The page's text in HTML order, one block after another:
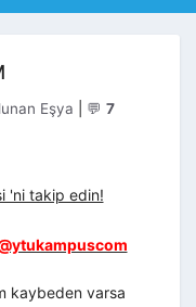
Eşya 💬 7
'ni takip edin!
kaybeden varsa